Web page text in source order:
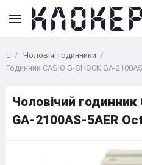
Чоловічі годинники
Годинник CASIO G-SHOCK GA-
Чоловічий годинник
GA-2100AS-5AER